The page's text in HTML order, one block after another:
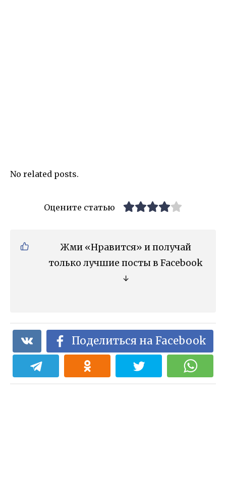
No related posts.
Оцените статью
Жми «Нравится» и получай
только лучшие посты в Facebook
↓
Поделиться на Facebook